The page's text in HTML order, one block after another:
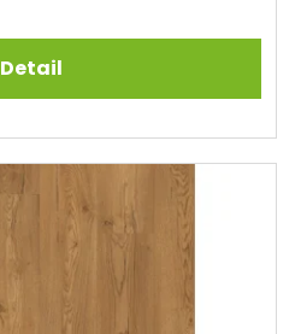
Detail